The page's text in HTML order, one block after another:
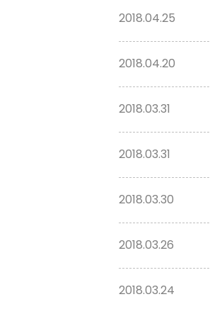
2018.04.25
2018.04.20
2018.03.31
2018.03.31
2018.03.30
2018.03.26
2018.03.24